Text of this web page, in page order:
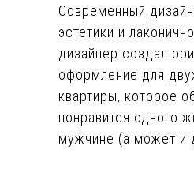
Современный
эстетики и
дизайнер создал
оформление для
квартиры, которое
понравится одного
мужчине (а может и